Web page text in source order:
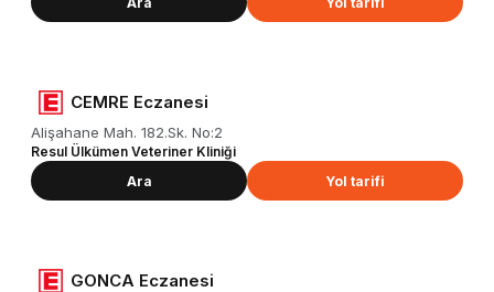
CEMRE Eczanesi
Alişahane Mah. 182.Sk. No:2
Resul Ülkümen Veteriner Kliniği
Ara
Yol tarifi
GONCA Eczanesi